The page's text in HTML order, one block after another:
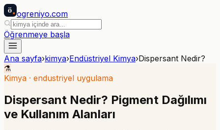
ö ogreniyo.com
Öğrenmeye başla
Ana sayfa›kimya›Endüstriyel Kimya›Dispersant Nedir?
⚗️
Kimya · endustriyel uygulama
Dispersant Nedir? Pigment Dağılımı
ve Kullanım Alanları